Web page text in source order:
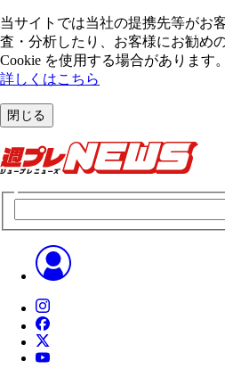
当サイトでは当社の提携先等がお
査・分析したり、お客様にお勧め
Cookie を使⽤する場合があります。
詳しくはこちら
閉じる